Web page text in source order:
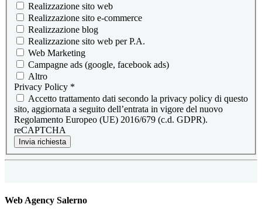
Realizzazione sito web
Realizzazione sito e-commerce
Realizzazione blog
Realizzazione sito web per P.A.
Web Marketing
Campagne ads (google, facebook ads)
Altro
Privacy Policy *
Accetto trattamento dati secondo la privacy policy di questo
sito, aggiornata a seguito dell’entrata in vigore del nuovo
Regolamento Europeo (UE) 2016/679 (c.d. GDPR).
reCAPTCHA
Invia richiesta
Web Agency Salerno